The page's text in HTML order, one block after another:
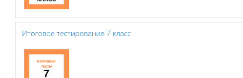
Итоговое тестирование 7 класс